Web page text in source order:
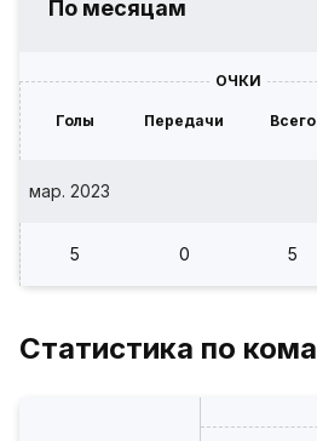
По месяцам
ОЧКИ
Голы Передачи Всего
мар. 2023
5 0 5
Статистика по